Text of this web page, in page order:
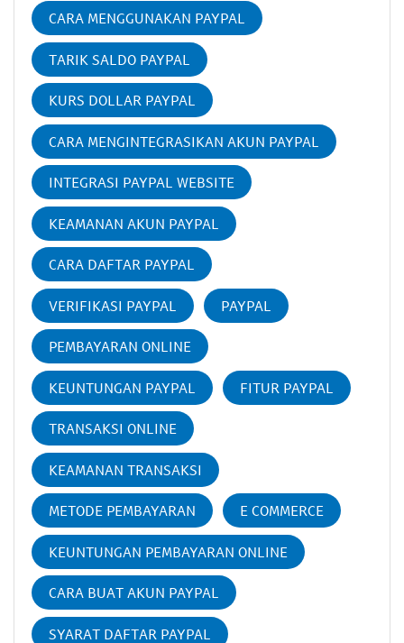
CARA MENGGUNAKAN PAYPAL
TARIK SALDO PAYPAL
KURS DOLLAR PAYPAL
CARA MENGINTEGRASIKAN AKUN PAYPAL
INTEGRASI PAYPAL WEBSITE
KEAMANAN AKUN PAYPAL
CARA DAFTAR PAYPAL
VERIFIKASI PAYPAL PAYPAL
PEMBAYARAN ONLINE
KEUNTUNGAN PAYPAL FITUR PAYPAL
TRANSAKSI ONLINE
KEAMANAN TRANSAKSI
METODE PEMBAYARAN E COMMERCE
KEUNTUNGAN PEMBAYARAN ONLINE
CARA BUAT AKUN PAYPAL
SYARAT DAFTAR PAYPAL